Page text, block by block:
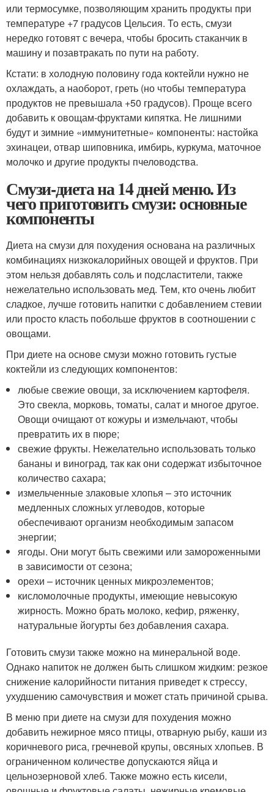
или термосумке, позволяющим хранить продукты при
температуре +7 градусов Цельсия. То есть, смузи
нередко готовят с вечера, чтобы бросить стаканчик в
машину и позавтракать по пути на работу.
Кстати: в холодную половину года коктейли нужно не
охлаждать, а наоборот, греть (но чтобы температура
продуктов не превышала +50 градусов). Проще всего
добавить к овощам-фруктами кипятка. Не лишними
будут и зимние «иммунитетные» компоненты: настойка
эхинацеи, отвар шиповника, имбирь, куркума, маточное
молочко и другие продукты пчеловодства.
Смузи-диета на 14 дней меню. Из
чего приготовить смузи: основные
компоненты
Диета на смузи для похудения основана на различных
комбинациях низкокалорийных овощей и фруктов. При
этом нельзя добавлять соль и подсластители, также
нежелательно использовать мед. Тем, кто очень любит
сладкое, лучше готовить напитки с добавлением стевии
или просто класть побольше фруктов в соотношении с
овощами.
При диете на основе смузи можно готовить густые
коктейли из следующих компонентов:
любые свежие овощи, за исключением картофеля.
Это свекла, морковь, томаты, салат и многое другое.
Овощи очищают от кожуры и измельчают, чтобы
превратить их в пюре;
свежие фрукты. Нежелательно использовать только
бананы и виноград, так как они содержат избыточное
количество сахара;
измельченные злаковые хлопья – это источник
медленных сложных углеводов, которые
обеспечивают организм необходимым запасом
энергии;
ягоды. Они могут быть свежими или замороженными
в зависимости от сезона;
орехи – источник ценных микроэлементов;
кисломолочные продукты, имеющие невысокую
жирность. Можно брать молоко, кефир, ряженку,
натуральные йогурты без добавления сахара.
Готовить смузи также можно на минеральной воде.
Однако напиток не должен быть слишком жидким: резкое
снижение калорийности питания приведет к стрессу,
ухудшению самочувствия и может стать причиной срыва.
В меню при диете на смузи для похудения можно
добавить нежирное мясо птицы, отварную рыбу, каши из
коричневого риса, гречневой крупы, овсяных хлопьев. В
ограниченном количестве допускаются яйца и
цельнозерновой хлеб. Также можно есть кисели,